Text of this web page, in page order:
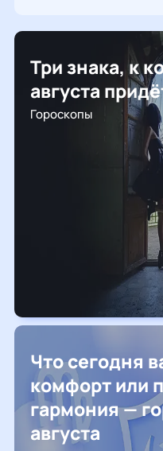
Три знака, к
августа
Гороскопы
Что сегодня
комфорт или
гармония —
августа